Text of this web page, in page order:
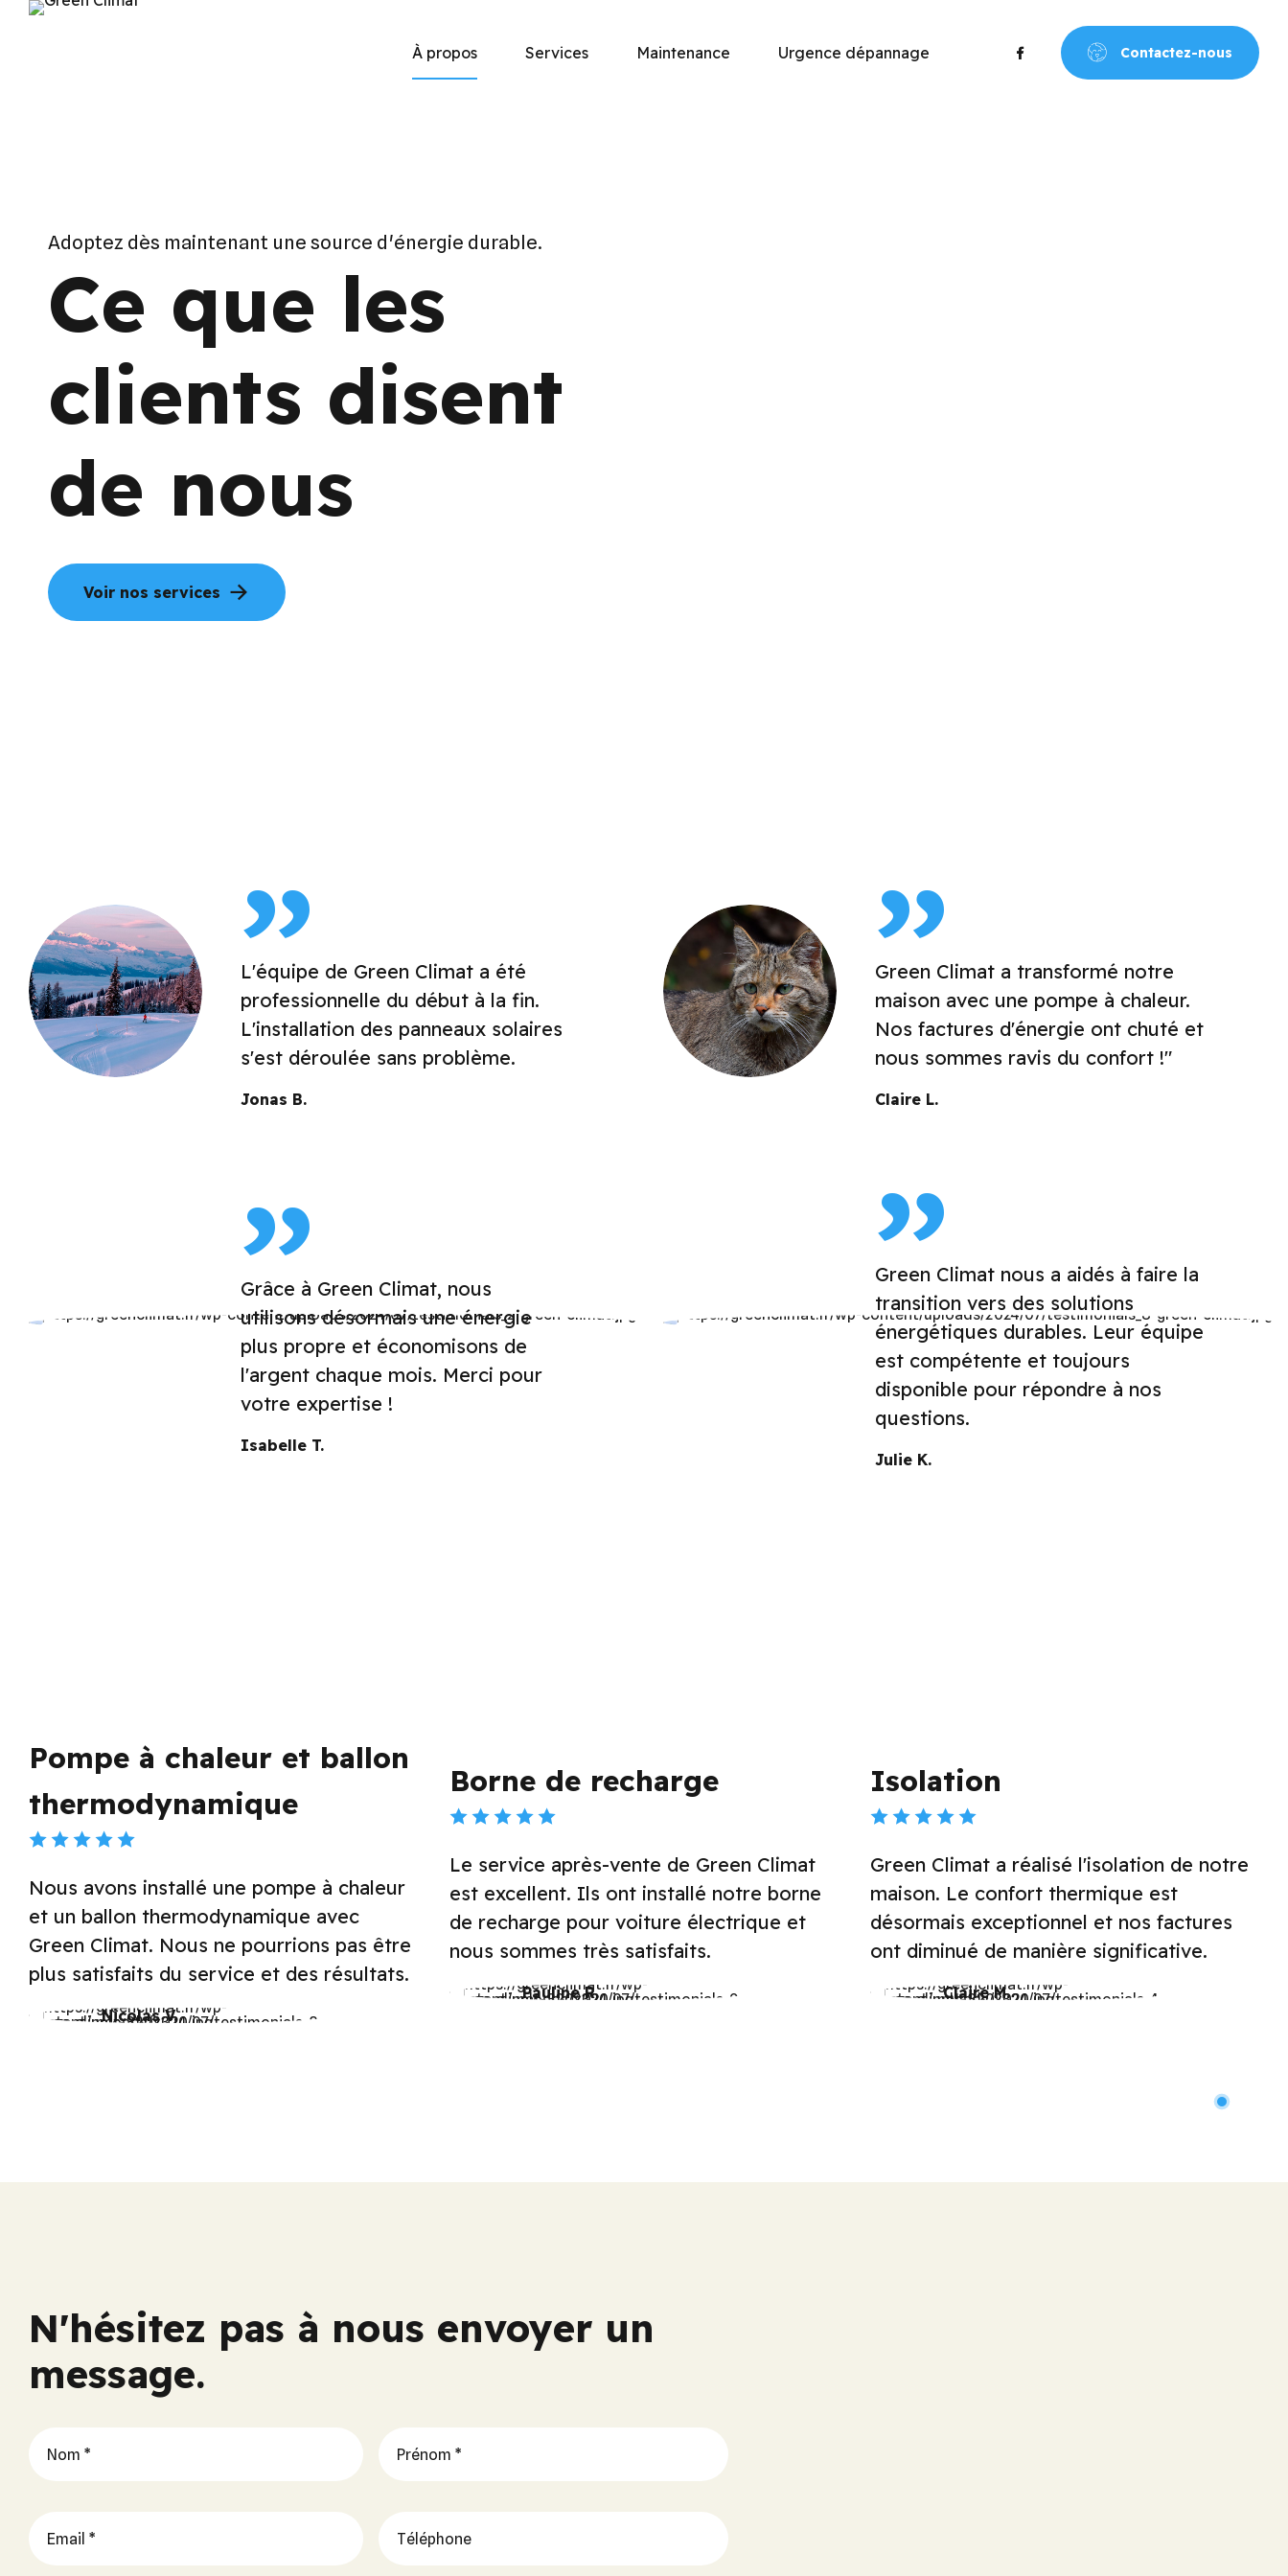
Contactez-nous
À propos Services Maintenance Urgence dépannage
Adoptez dès maintenant une source d'énergie durable.
Ce que les
clients disent
de nous
Voir nos services
L'équipe de Green Climat a été
professionnelle du début à la fin.
L'installation des panneaux solaires
s'est déroulée sans problème.
Jonas B.
Green Climat a transformé notre
maison avec une pompe à chaleur.
Nos factures d'énergie ont chuté et
nous sommes ravis du confort !"
Claire L.
Grâce à Green Climat, nous
utilisons désormais une énergie
plus propre et économisons de
l'argent chaque mois. Merci pour
votre expertise !
Isabelle T.
Green Climat nous a aidés à faire la
transition vers des solutions
énergétiques durables. Leur équipe
est compétente et toujours
disponible pour répondre à nos
questions.
Julie K.
être
Borne de recharge
est excellent. Ils ont installé notre borne
de recharge pour voiture électrique et
nous sommes très satisfaits.
Isolation
Green Climat a réalisé l'isolation de notre
maison. Le confort thermique est
désormais exceptionnel et nos factures
ont diminué de manière significative.
Claire M.
chaleur
Merci à Green Climat pour l'installation
notre pompe à chaleur. L'équipe était
professionnelle et le travail a été fait
N'hésitez pas à nous envoyer un
message.